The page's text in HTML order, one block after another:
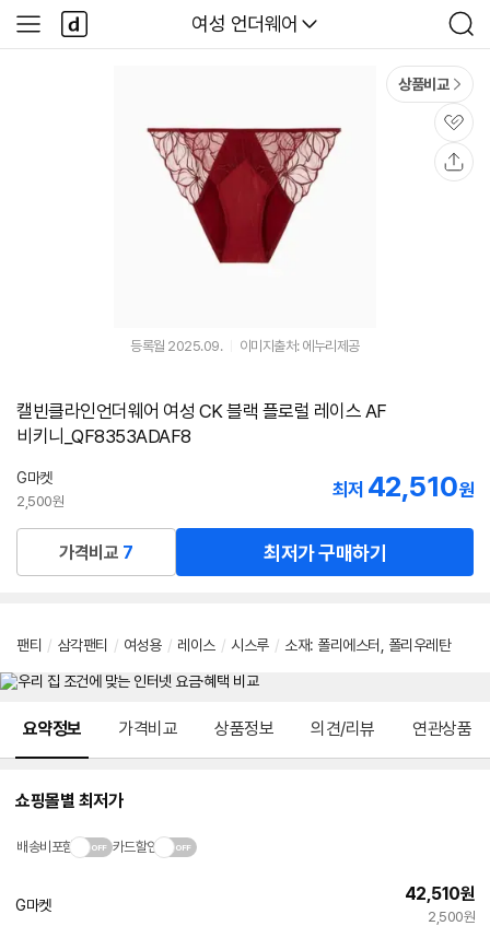
다나와
여성 언더웨어
검
색
사
이
다
나
와
상품비교
관
심
등록월 2025.09. 이미지출처: 에누리제공
캘빈클라인언더웨어 여성 CK 블랙 플로럴 레이스 AF
비키니_QF8353ADAF8
G마켓
2,500원
최저 42,510원
가격비교 7 최저가 구매하기
팬티 / 삼각팬티 / 여성용 / 레이스 / 시스루 / 소재: 폴리에스터 폴리우레탄
요약정보 가격비교 상품정보 의견/리뷰 연관상품
쇼핑몰별 최저가
배송비포함 카드할인
G마켓
42,510원
2,500원